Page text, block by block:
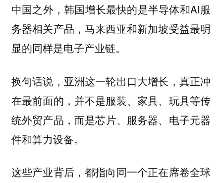
中国之外，韩国增长最快的是半导体和AI服
务器相关产品，马来西亚和新加坡受益最明
显的同样是电子产业链。
换句话说，亚洲这一轮出口大增长，真正冲
在最前面的，并不是服装、家具、玩具等传
统外贸产品，而是芯片、服务器、电子元器
件和算力设备。
这些产业背后，都指向同一个正在席卷全球